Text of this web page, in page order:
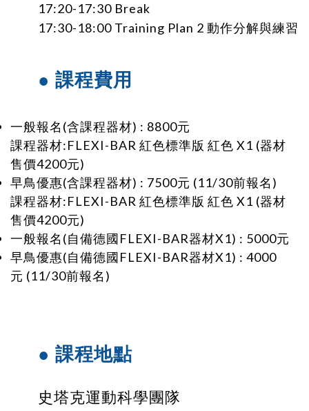
17:20-17:30 Break
17:30-18:00 Training Plan 2 動作分解與練習
● 課程費用
一般報名(含課程器材) : 8800元
課程器材:FLEXI-BAR 紅色標準版 紅色 X1 (器材
售價4200元)
早鳥優惠(含課程器材) : 7500元 (11/30前報名)
課程器材:FLEXI-BAR 紅色標準版 紅色 X1 (器材
售價4200元)
一般報名(自備德國FLEXI-BAR器材X1) : 5000元
早鳥優惠(自備德國FLEXI-BAR器材X1) : 4000
元 (11/30前報名)
● 課程地點
史塔克運動科學團隊